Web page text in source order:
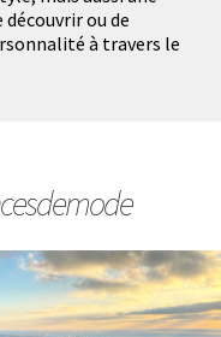
ou de
à travers le